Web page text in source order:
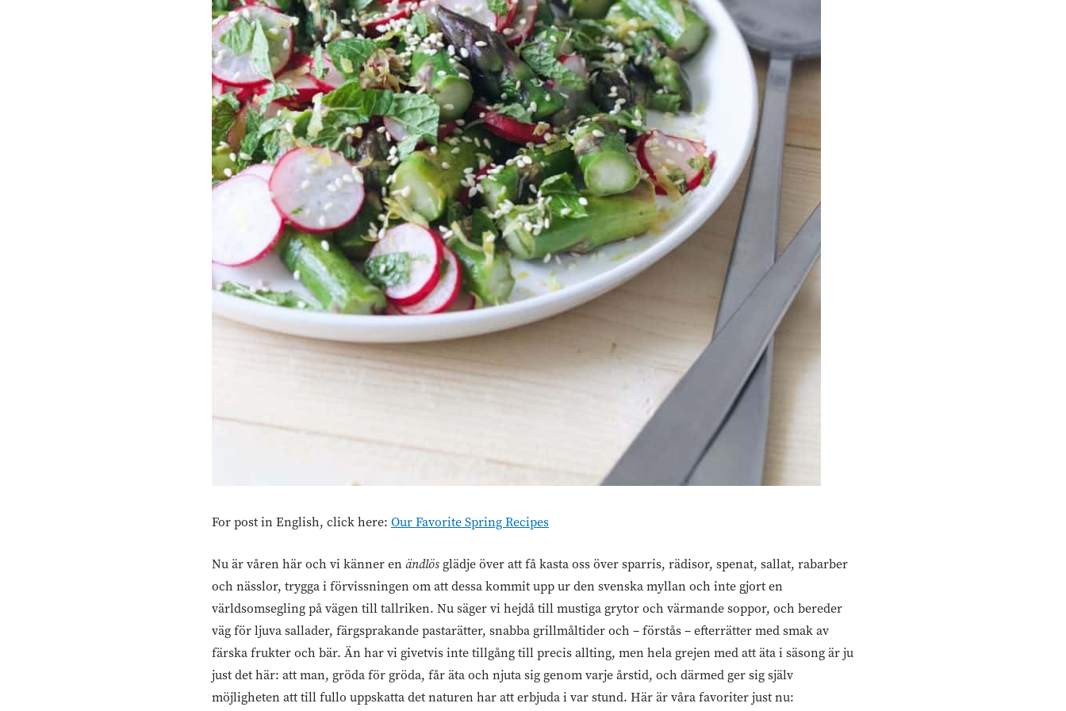
For post in English, click here: Our Favorite Spring Recipes
Nu är våren här och vi känner enändlös glädje över att få kasta oss över sparris, rädisor, spenat, sallat, rabarber
och nässlor, trygga i förvissningen om att dessa kommit upp ur den svenska myllan och inte gjort en
världsomsegling på vägen till tallriken. Nu säger vi hejdå till mustiga grytor och värmande soppor, och bereder
väg för ljuva sallader, färgsprakande pastarätter, snabba grillmåltider och – förstås – efterrätter med smak av
färska frukter och bär. Än har vi givetvis inte tillgång till precis allting, men hela grejen med att äta i säsong är ju
just det här: att man, gröda för gröda, får äta och njuta sig genom varje årstid, och därmed ger sig själv
möjligheten att till fullo uppskatta det naturen har att erbjuda i var stund. Här är våra favoriter just nu: